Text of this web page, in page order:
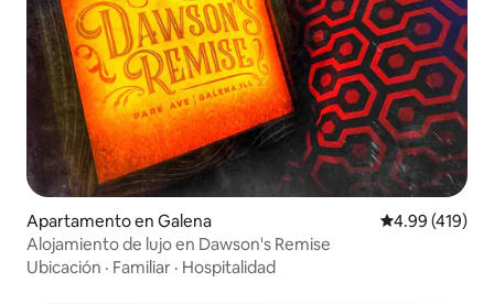
Apartamento en Galena Calificación
4.99 (419)
Alojamiento de lujo en Dawson's Remise
Ubicación · Familiar · Hospitalidad